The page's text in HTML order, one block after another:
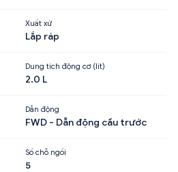
Xuất xứ
Lắp ráp
Dung tích động cơ (lít)
2.0 L
Dẫn động
FWD - Dẫn động cầu trước
Số chỗ ngồi
5